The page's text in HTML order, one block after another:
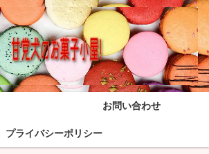
お問い合わせ
プライバシーポリシー